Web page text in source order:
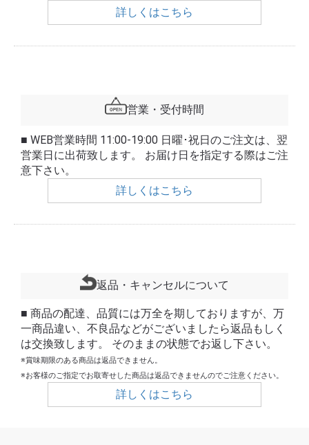
詳しくはこちら
営業・受付時間
■ WEB営業時間 11:00-19:00 日曜･祝日のご注文は、翌
営業日に出荷致します。 お届け日を指定する際はご注
意下さい。
詳しくはこちら
返品・キャンセルについて
■ 商品の配達、品質には万全を期しておりますが、万
一商品違い、不良品などがございましたら返品もしく
は交換致します。 そのままの状態でお返し下さい。
※賞味期限のある商品は返品できません。
※お客様のご指定でお取寄せした商品は返品できませんのでご注意ください。
詳しくはこちら